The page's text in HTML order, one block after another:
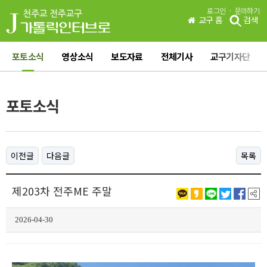
로그인 · 문의하기
교구 홈 검색
포토소식 영상소식 보도자료 전체기사 교구기자단
포토소식
이전글 다음글 목록
제203차 전주ME 주말
2026-04-30